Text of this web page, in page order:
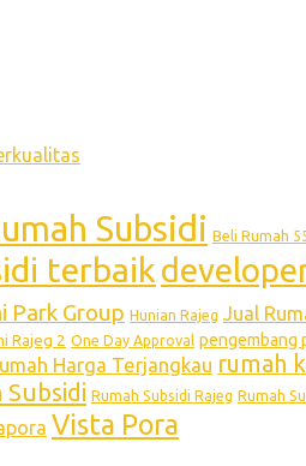
Subsidi Beli Rumah
terbaik
Park Group Hunian Rajeg Jual
Rajeg 2 One Day Approval pengembang
Harga Terjangkau rumah
Subsidi Rumah Subsidi Rajeg Rumah
Vista Pora